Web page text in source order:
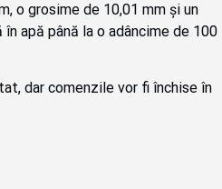
o grosime de 10,01 mm și un
apă până la o adâncime de 100
dar comenzile vor fi închise în